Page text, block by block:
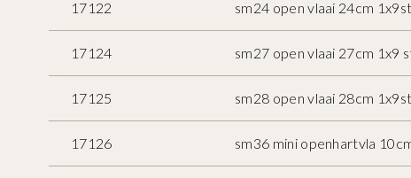
17122 sm24 open vlaai 24cm
17124 sm27 open vlaai 27cm 1x9
17125 sm28 open vlaai 28cm
17126 sm36 mini openhartvla